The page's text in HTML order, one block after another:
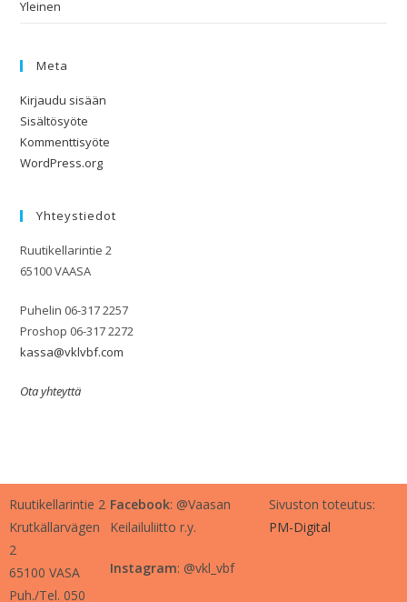
Yleinen
Meta
Kirjaudu sisään
Sisältösyöte
Kommenttisyöte
WordPress.org
Yhteystiedot
Ruutikellarintie 2
65100 VAASA
Puhelin 06-317 2257
Proshop 06-317 2272
kassa@vklvbf.com
Ota yhteyttä
Ruutikellarintie 2
Krutkällarvägen
2
65100 VASA
Puh./Tel. 050
Facebook: @Vaasan
Keilailuliitto r.y.
Instagram: @vkl_vbf
Sivuston toteutus:
PM-Digital